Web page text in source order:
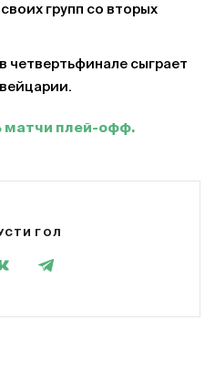
групп со вторых
четвертьфинале сыграет
матчи плей-офф.
ГОЛ